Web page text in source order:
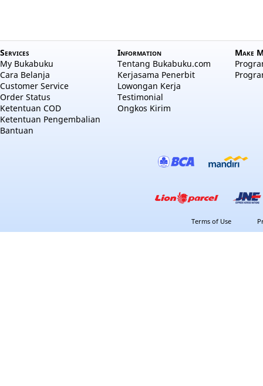
Services
My Bukabuku
Cara Belanja
Customer Service
Order Status
Ketentuan COD
Ketentuan Pengembalian
Bantuan
Information
Tentang Bukabuku.com
Kerjasama Penerbit
Lowongan Kerja
Testimonial
Ongkos Kirim
Make
Terms of Use